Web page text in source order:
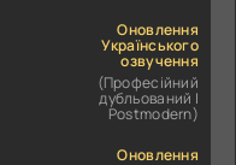
Оновлення
Українського
озвучення
(Професійний
дубльований |
Postmodern)
Оновлення